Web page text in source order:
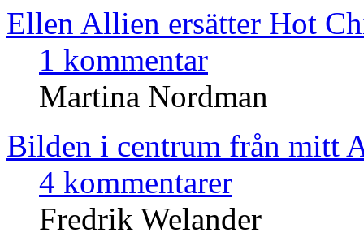
Ellen Allien ersätter Hot
1 kommentar
Martina Nordman
Bilden i centrum från mitt
4 kommentarer
Fredrik Welander